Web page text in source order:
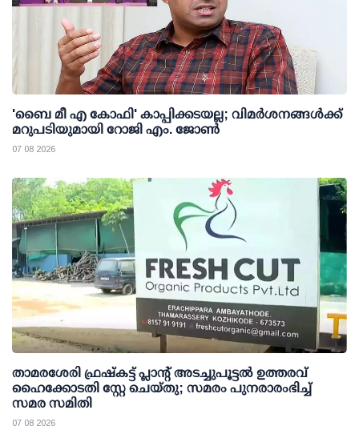
'ബൈ മീ എ കോഫി' കാപ്പിക്കടയല്ല; വിമര്‍ശനങ്ങള്‍ക്ക്
മറുപടിയുമായി റോജി എം. ജോണ്‍
07 08 2026
താമരശേരി ഫ്രഷ്കട്ട് പ്ലാന്റ് അടച്ചുപൂട്ടൽ ഉത്തരവ്
ഹൈക്കോടതി സ്റ്റേ ചെയ്തു; സമരം പുനരാരംഭിച്ച്
സമര സമിതി
07 08 2026